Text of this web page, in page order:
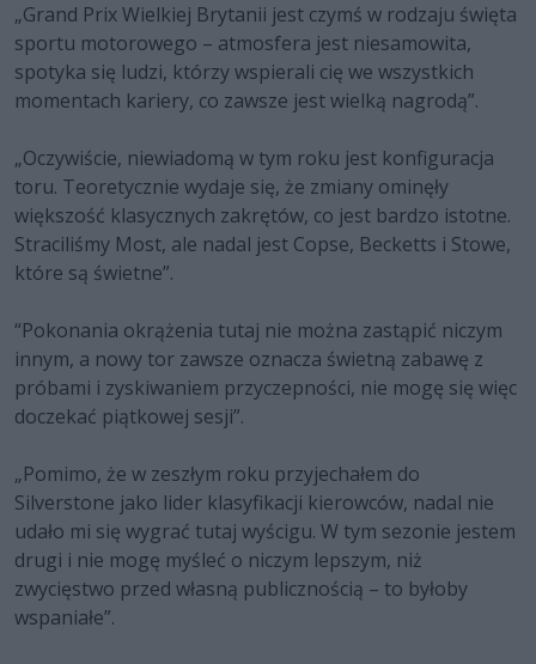
„Grand Prix Wielkiej Brytanii jest czymś w rodzaju święta
sportu motorowego – atmosfera jest niesamowita,
spotyka się ludzi, którzy wspierali cię we wszystkich
momentach kariery, co zawsze jest wielką nagrodą”.
„Oczywiście, niewiadomą w tym roku jest konfiguracja
toru. Teoretycznie wydaje się, że zmiany ominęły
większość klasycznych zakrętów, co jest bardzo istotne.
Straciliśmy Most, ale nadal jest Copse, Becketts i Stowe,
które są świetne”.
“Pokonania okrążenia tutaj nie można zastąpić niczym
innym, a nowy tor zawsze oznacza świetną zabawę z
próbami i zyskiwaniem przyczepności, nie mogę się więc
doczekać piątkowej sesji”.
„Pomimo, że w zeszłym roku przyjechałem do
Silverstone jako lider klasyfikacji kierowców, nadal nie
udało mi się wygrać tutaj wyścigu. W tym sezonie jestem
drugi i nie mogę myśleć o niczym lepszym, niż
zwycięstwo przed własną publicznością – to byłoby
wspaniałe”.